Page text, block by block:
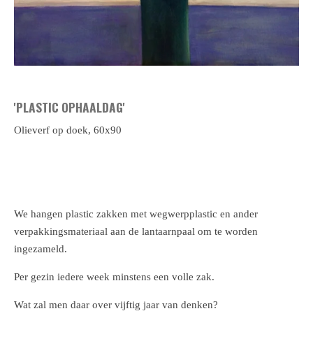
'PLASTIC OPHAALDAG'
Olieverf op doek, 60x90
We hangen plastic zakken met wegwerpplastic en ander
verpakkingsmateriaal aan de lantaarnpaal om te worden
ingezameld.
Per gezin iedere week minstens een volle zak.
Wat zal men daar over vijftig jaar van denken?